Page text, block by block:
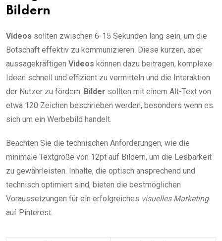
Bildern
Videos sollten zwischen 6-15 Sekunden lang sein, um die
Botschaft effektiv zu kommunizieren. Diese kurzen, aber
aussagekräftigen Videos können dazu beitragen, komplexe
Ideen schnell und effizient zu vermitteln und die Interaktion
der Nutzer zu fördern. Bilder sollten mit einem Alt-Text von
etwa 120 Zeichen beschrieben werden, besonders wenn es
sich um ein Werbebild handelt.
Beachten Sie die technischen Anforderungen, wie die
minimale Textgröße von 12pt auf Bildern, um die Lesbarkeit
zu gewährleisten. Inhalte, die optisch ansprechend und
technisch optimiert sind, bieten die bestmöglichen
Voraussetzungen für ein erfolgreiches visuelles Marketing
auf Pinterest.